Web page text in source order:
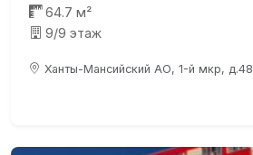
64.7 м²
9/9 этаж
Ханты-Мансийский АО, 1-й мкр, д.48